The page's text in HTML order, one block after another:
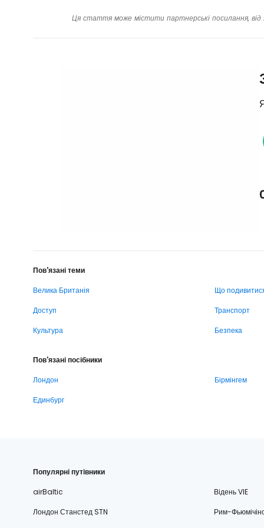
Ця стаття може містити партнерські посилання,
Пов'язані теми
Велика Британія
Що
Доступ
Транспорт
Культура
Безпека
Пов'язані посібники
Лондон
Бірмінгем
Единбург
Популярні путівники
airBaltic
Відень VIE
Лондон Станстед STN
Рим-